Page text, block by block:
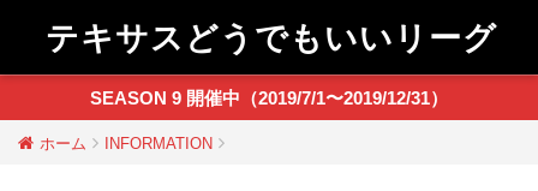
テキサスどうでもいいリーグ
SEASON 9 開催中（2019/7/1〜2019/12/31）
ホーム INFORMATION